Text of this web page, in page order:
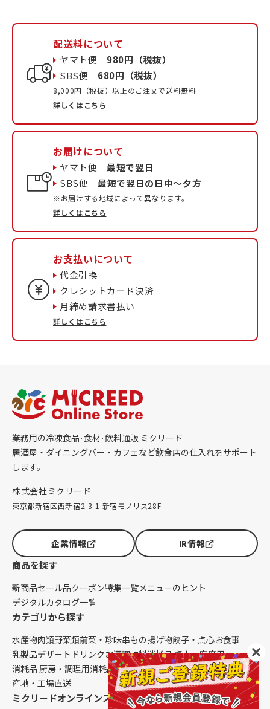
配送料について
ヤマト便 980円（税抜）
SBS便 680円（税抜）
8,000円（税抜）以上のご注文で送料無料
詳しくはこちら
お届けについて
ヤマト便最短で翌日
SBS便最短で翌日の日中〜夕方
※お届けする地域によって異なります。
詳しくはこちら
お支払いについて
代金引換
クレシットカード決済
月締め請求書払い
詳しくはこちら
業務用の冷凍食品·食材·飲料通販 ミクリード
居酒屋・ダイニングバー・カフェなど飲食店の仕入れをサポート
します。
株式会社ミクリード
東京都新宿区西新宿2-3-1 新宿モノリス28F
企業情報 IR情報
商品を探す
新商品セール品クーポン特集一覧メニューのヒント
デジタルカタログ一覧
カテゴリから探す
水産物肉類野菜類前菜・珍味串もの揚げ物餃子・点心お食事
乳製品デザート ドリンク お酒調味料消耗品 卓上・客席用
消耗品 厨房・調理用消耗品 クレンリネス生鮮品（配送便限定）
産地・工場直送
ミクリードオンラインストアについて